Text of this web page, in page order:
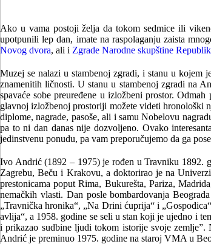
Ako u vama postoji želja da tokom sedmice ili
upotpunili lep dan, imate na raspolaganju zaista
Novog dvora, ali i Zgrade Narodne skupštine
Muzej se nalazi u stambenoj zgradi, i stanu u kojem
znamenitih ličnosti. U stanu u stambenoj zgradi na
spavaće sobe preuređene u izložbeni prostor.
glavnoj izložbenoj prostoriji možete videti hronološki
diplome, nagrade, pasoše, ali i samu Nobelovu
pa to ni dan danas nije dozvoljeno. Ovako
jedinstvenu ponudu, pa vam preporučujemo da ga
Ivo Andrić (1892 – 1975) je rođen u Travniku 1892.
Zagrebu, Beču i Krakovu, a doktorirao je na
prestonicama poput Rima, Bukurešta, Pariza,
nemačkih vlasti. Dan posle bombardovanja
„Travnička hronika“, „Na Drini ćuprija“ i
avlija“, a 1958. godine se seli u stan koji je ujedno i
i prikazao sudbine ljudi tokom istorije svoje
Andrić je preminuo 1975. godine na staroj VMA u